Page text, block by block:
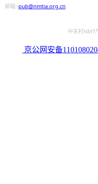
邮箱: pub@nmtia.org.cn
中关村NMT
京公网安备